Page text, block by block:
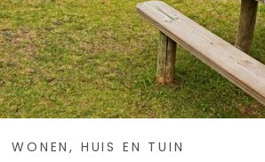
WONEN, HUIS EN TUIN